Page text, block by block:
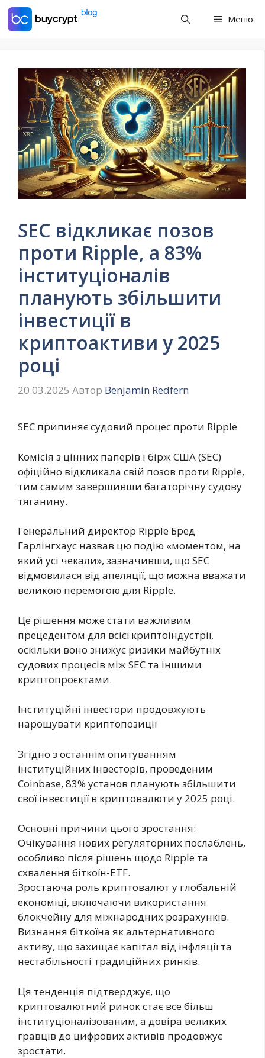
Перейти
до
Меню
SEC відкликає позов
проти Ripple, а 83%
інституціоналів
планують збільшити
інвестиції в
криптоактиви у 2025
році
20.03.2025 Автор Benjamin Redfern
SEC припиняє судовий процес проти Ripple
Комісія з цінних паперів і бірж США (SEC)
офіційно відкликала свій позов проти Ripple,
тим самим завершивши багаторічну судову
тяганину.
Генеральний директор Ripple Бред
Гарлінгхаус назвав цю подію «моментом, на
який усі чекали», зазначивши, що SEC
відмовилася від апеляції, що можна вважати
великою перемогою для Ripple.
Це рішення може стати важливим
прецедентом для всієї криптоіндустрії,
оскільки воно знижує ризики майбутніх
судових процесів між SEC та іншими
криптопроєктами.
Інституційні інвестори продовжують
нарощувати криптопозиції
Згідно з останнім опитуванням
інституційних інвесторів, проведеним
Coinbase, 83% установ планують збільшити
свої інвестиції в криптовалюти у 2025 році.
Основні причини цього зростання:
Очікування нових регуляторних послаблень,
особливо після рішень щодо Ripple та
схвалення біткоїн-ETF.
Зростаюча роль криптовалют у глобальній
економіці, включаючи використання
блокчейну для міжнародних розрахунків.
Визнання біткоїна як альтернативного
активу, що захищає капітал від інфляції та
нестабільності традиційних ринків.
Ця тенденція підтверджує, що
криптовалютний ринок стає все більш
інституціоналізованим, а довіра великих
гравців до цифрових активів продовжує
зростати.